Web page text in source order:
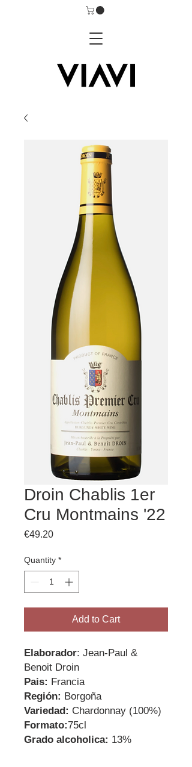
Droin Chablis 1er
Cru Montmains '22
€49.20Price
Quantity *
Add to Cart
Elaborador: Jean-Paul &
Benoit Droin
Pais: Francia
Región: Borgoña
Variedad: Chardonnay (100%)
Formato:75cl
Grado alcoholica: 13%